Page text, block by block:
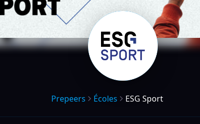
Prepeers Écoles ESG Sport